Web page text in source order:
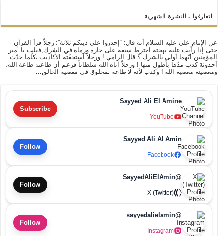
لتعارفوا - النشرة الشهرية
عن الإمام علي عليه السلام أنه قال: “إحذروا على دينكم ثلاثة”: رجلاً قرأ القرآن
حتى إذا رأيت عليه بهجته اخترط سيفه على جاره ورماه في الشرك,فقلت يا أمير
المؤمنين أيّهما أولى بالشرك ؟:قال:الرامي ! ورجلاً استخفّته الأكاذيب ،كلّما حدّث
أحدوثة كذب مدّها بأطول منها ! ورجلاً آتاه الله سلطاناً فزعم أن طاعته طاعة الله،
ومعصيته معصية الله ! وكذب لأنه لا طاعة لمخلوق في معصية الخالق…
Sayyed Ali El Amine
YouTube
Subscribe
Sayyed Ali Al Amin
Facebook
Follow
@SayyedAliElAmin
X (Twitter)
Follow
@sayyedalielamin
Instagram
Follow